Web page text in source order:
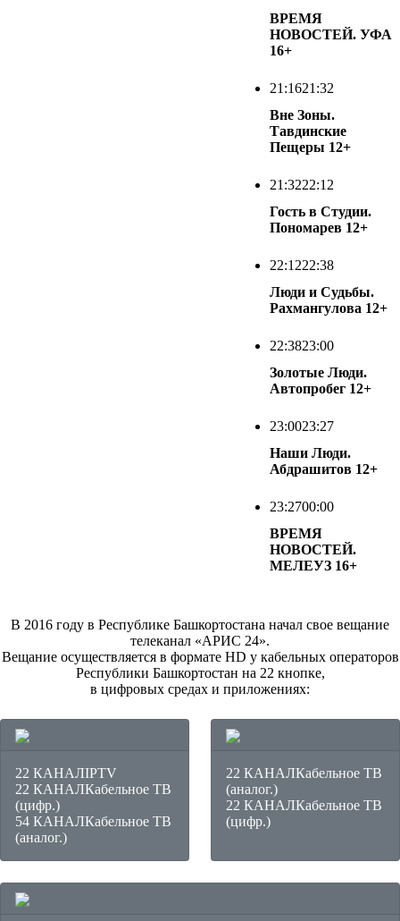
ВРЕМЯ
НОВОСТЕЙ. УФА
16+
21:1621:32
Вне Зоны.
Тавдинские
Пещеры 12+
21:3222:12
Гость в Студии.
Пономарев 12+
22:1222:38
Люди и Судьбы.
Рахмангулова 12+
22:3823:00
Золотые Люди.
Автопробег 12+
23:0023:27
Наши Люди.
Абдрашитов 12+
23:2700:00
ВРЕМЯ
НОВОСТЕЙ.
МЕЛЕУЗ 16+
В 2016 году в Республике Башкортостана начал свое вещание
телеканал «АРИС 24».
Вещание осуществляется в формате HD у кабельных операторов
Республики Башкортостан на 22 кнопке,
в цифровых средах и приложениях:
22 КАНАЛIPTV
22 КАНАЛКабельное ТВ
(цифр.)
54 КАНАЛКабельное ТВ
(аналог.)
22 КАНАЛКабельное ТВ
(аналог.)
22 КАНАЛКабельное ТВ
(цифр.)